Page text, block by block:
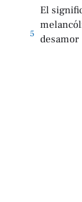
5
El
desamor